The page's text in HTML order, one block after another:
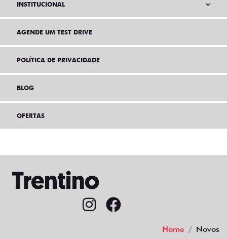
INSTITUCIONAL
AGENDE UM TEST DRIVE
POLÍTICA DE PRIVACIDADE
BLOG
OFERTAS
Home Novos